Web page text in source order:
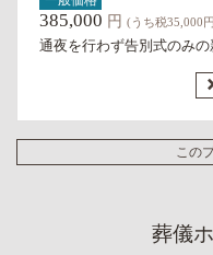
385,000 円 (うち税35,000
通夜を行わず告別式のみ
この
葬儀